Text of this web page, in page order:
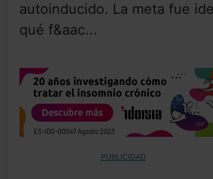
autoinducido. La meta fue
qué f&aac...
PUBLICIDAD